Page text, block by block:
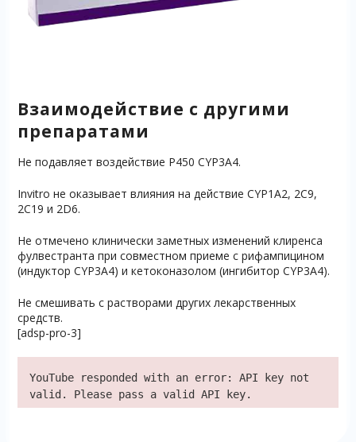
Взаимодействие с другими
препаратами
Не подавляет воздействие P450 CYP3A4.
Invitro не оказывает влияния на действие CYP1A2, 2С9,
2С19 и 2D6.
Не отмечено клинически заметных изменений клиренса
фулвестранта при совместном приеме с рифампицином
(индуктор CYP3A4) и кетоконазолом (ингибитор CYP3A4).
Не смешивать с растворами других лекарственных
средств.
[adsp-pro-3]
YouTube responded with an error: API key not
valid. Please pass a valid API key.